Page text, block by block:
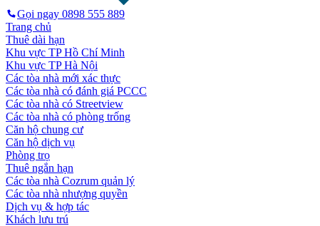
Gọi ngay 0898 555 889
Trang chủ
Thuê dài hạn
Khu vực TP Hồ Chí Minh
Khu vực TP Hà Nội
Các tòa nhà mới xác thực
Các tòa nhà có đánh giá PCCC
Các tòa nhà có Streetview
Các tòa nhà có phòng trống
Căn hộ chung cư
Căn hộ dịch vụ
Phòng trọ
Thuê ngắn hạn
Các tòa nhà Cozrum quản lý
Các tòa nhà nhượng quyền
Dịch vụ & hợp tác
Khách lưu trú